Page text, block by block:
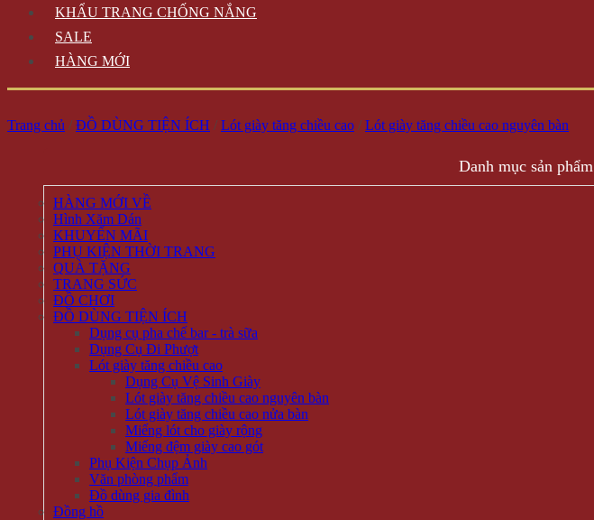
KHẨU TRANG CHỐNG NẮNG
SALE
HÀNG MỚI
Trang chủ / ĐỒ DÙNG TIỆN ÍCH / Lót giày tăng chiều cao / Lót giày tăng chiều cao nguyên bàn
Danh mục sản phẩm
HÀNG MỚI VỀ
Hình Xăm Dán
KHUYẾN MÃI
PHỤ KIỆN THỜI TRANG
QUÀ TẶNG
TRANG SỨC
ĐỒ CHƠI
ĐỒ DÙNG TIỆN ÍCH
Dụng cụ pha chế bar - trà sữa
Dụng Cụ Đi Phượt
Lót giày tăng chiều cao
Dụng Cụ Vệ Sinh Giày
Lót giày tăng chiều cao nguyên bàn
Lót giày tăng chiều cao nửa bàn
Miếng lót cho giày rộng
Miếng đệm giày cao gót
Phụ Kiện Chụp Ảnh
Văn phòng phẩm
Đồ dùng gia đình
Đồng hồ